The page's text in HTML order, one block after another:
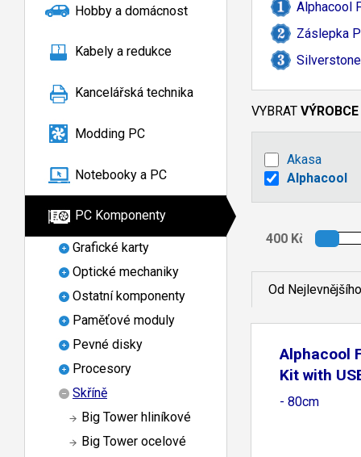
Hobby a domácnost
Kabely a redukce
Kancelářská technika
Modding PC
Notebooky a PC
PC Komponenty
Grafické karty
Optické mechaniky
Ostatní komponenty
Paměťové moduly
Pevné disky
Procesory
Skříně
Big Tower hliníkové
Big Tower ocelové
Alphacool
Záslepka
VYBRAT VÝROBCE
Akasa
Alphacool
Od Nejlevnějšího
Alphacool
Kit with
- 80cm